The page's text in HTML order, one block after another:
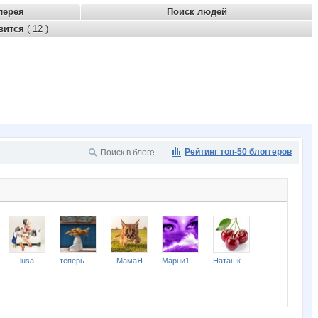
Поиск людей
( 12 )
Рейтинг топ-50 блоггеров
lusa МамаЯ